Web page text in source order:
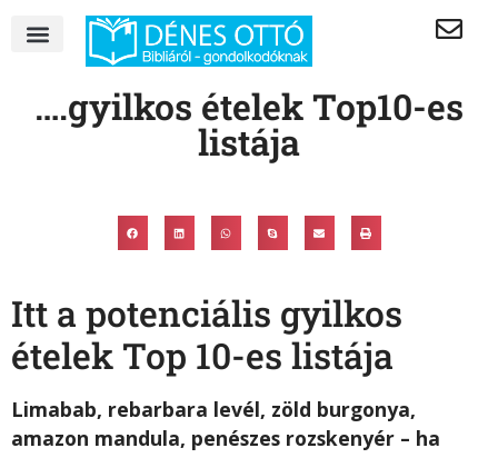
….gyilkos ételek Top10-es
listája
Itt a potenciális gyilkos
ételek Top 10-es listája
Limabab, rebarbara levél, zöld burgonya,
amazon mandula, penészes rozskenyér – ha